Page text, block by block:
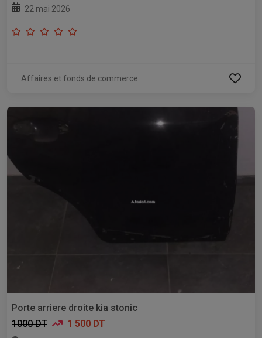
22 mai 2026
Affaires et fonds de commerce
Porte arriere droite kia stonic
1000 DT
1 500 DT